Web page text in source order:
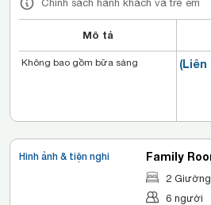
Chính sách hành khách và trẻ em
Mô tả
(Liên
Không bao gồm bữa sáng
Hình ảnh & tiện nghi Family
2
6 người